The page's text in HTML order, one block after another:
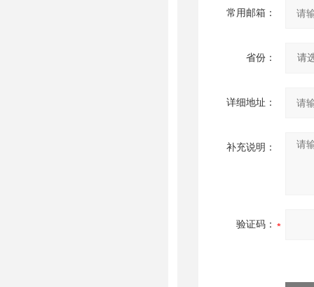
常用邮箱：
省份：
详细地址：
补充说明：
验证码：